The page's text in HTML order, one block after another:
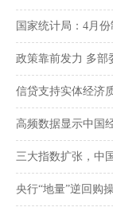
案例中心
联系我们
在线留言
国家统计局：4月
政策靠前发力 多部
信贷支持实体经济
高频数据显示中国
三大指数扩张，中
央行“地量”逆回购